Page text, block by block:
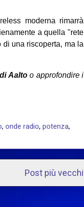
moderna rimarrà
a quella "rete
una riscoperta, ma la
Aaltoo approfondire i
, onde radio, potenza,
Post più vecchi